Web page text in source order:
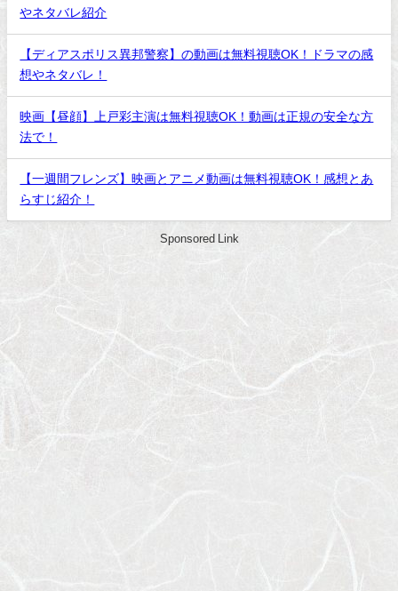
やネタバレ紹介
【ディアスポリス異邦警察】の動画は無料視聴OK！ドラマの感
想やネタバレ！
映画【昼顔】上戸彩主演は無料視聴OK！動画は正規の安全な方
法で！
【一週間フレンズ】映画とアニメ動画は無料視聴OK！感想とあ
らすじ紹介！
Sponsored Link